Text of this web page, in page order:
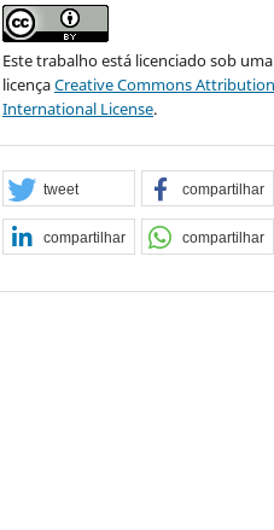
Este trabalho está licenciado sob uma
licençaCreative Commons
International License.
tweet compartilhar
compartilhar compartilhar